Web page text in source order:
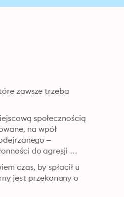
zawsze trzeba
społecznością
na wpół
–
do agresji
czas, by spłacił u
jest przekonany o